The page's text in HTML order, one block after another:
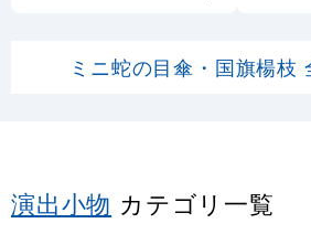
ミニ蛇の目傘・国旗楊枝
演出小物 カテゴリ一覧